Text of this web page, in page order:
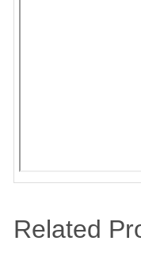
Related